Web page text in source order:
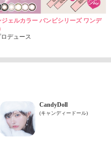
ェルカラー バンビシリーズ ワンデ
デュース